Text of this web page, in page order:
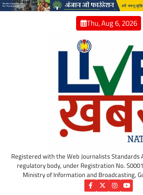
Skip
Thu, Aug 6, 2026
Registered with the Web Journalists Standards
regulatory body, under Registration No.
Ministry of Information and Broadcasting,
Facebook
TwitterInstagram
YouTube